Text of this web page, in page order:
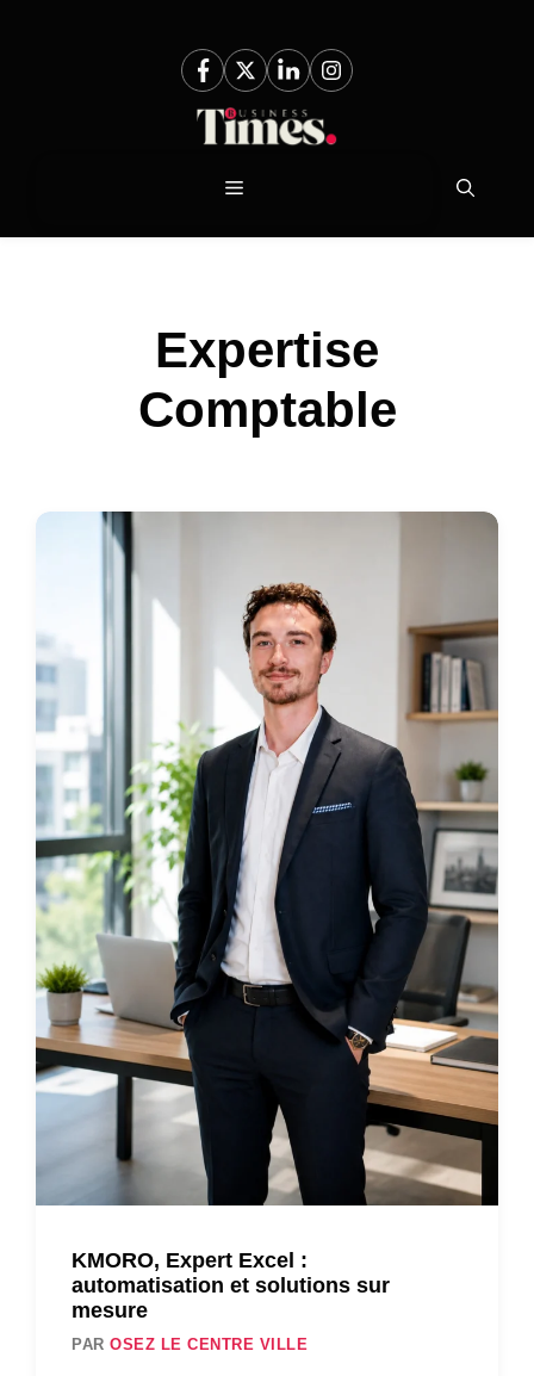
Menu
Expertise
Comptable
KMORO, Expert Excel :
automatisation et solutions sur
mesure
PAROSEZ LE CENTRE VILLE